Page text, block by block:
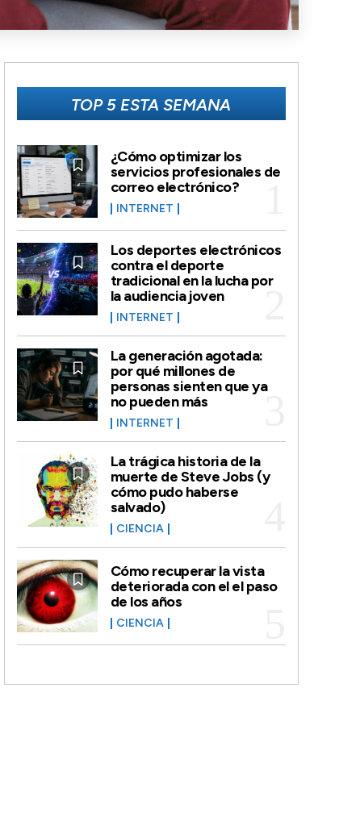
TOP 5 ESTA SEMANA
¿Cómo optimizar los
servicios profesionales de
correo electrónico?
INTERNET
Los deportes electrónicos
contra el deporte
tradicional en la lucha por
la audiencia joven
INTERNET
La generación agotada:
por qué millones de
personas sienten que ya
no pueden más
INTERNET
La trágica historia de la
muerte de Steve Jobs (y
cómo pudo haberse
salvado)
CIENCIA
Cómo recuperar la vista
deteriorada con el el paso
de los años
CIENCIA